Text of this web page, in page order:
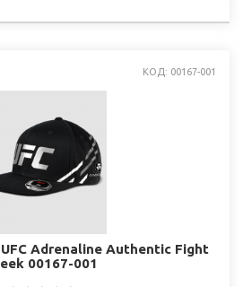
КОД: 00167-001
Adrenaline Authentic Fight
00167-001